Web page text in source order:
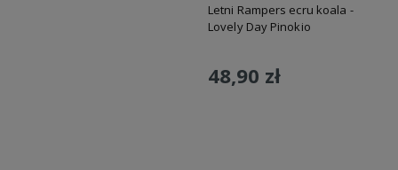
Letni Rampers ecru koala -
Lovely Day Pinokio
48,90 zł